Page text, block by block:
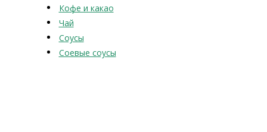
Кофе и какао
Чай
Соусы
Соевые соусы